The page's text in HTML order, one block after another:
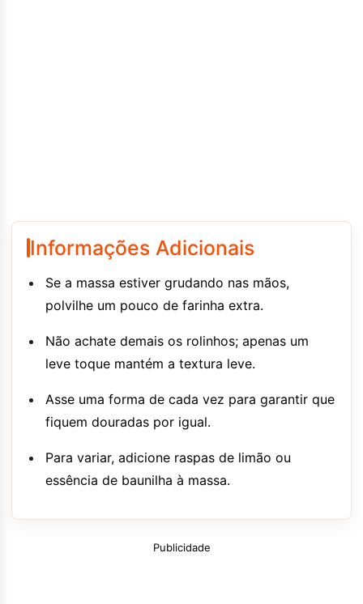
Informações Adicionais
Se a massa estiver grudando nas mãos,
polvilhe um pouco de farinha extra.
Não achate demais os rolinhos; apenas um
leve toque mantém a textura leve.
Asse uma forma de cada vez para garantir que
fiquem douradas por igual.
Para variar, adicione raspas de limão ou
essência de baunilha à massa.
Publicidade